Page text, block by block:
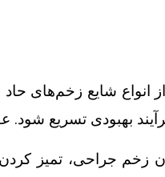
شایع زخم‌های حاد
بهبودی تسریع
زخم جراحی، تمیز